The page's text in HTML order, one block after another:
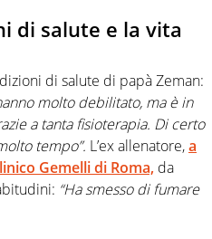
di salute e la vita
di salute di papà Zeman:
molto debilitato, ma è in
a tanta fisioterapia. Di certo
tempo”. L’ex allenatore,a
Gemelli di Roma, da
“Ha smesso di fumare